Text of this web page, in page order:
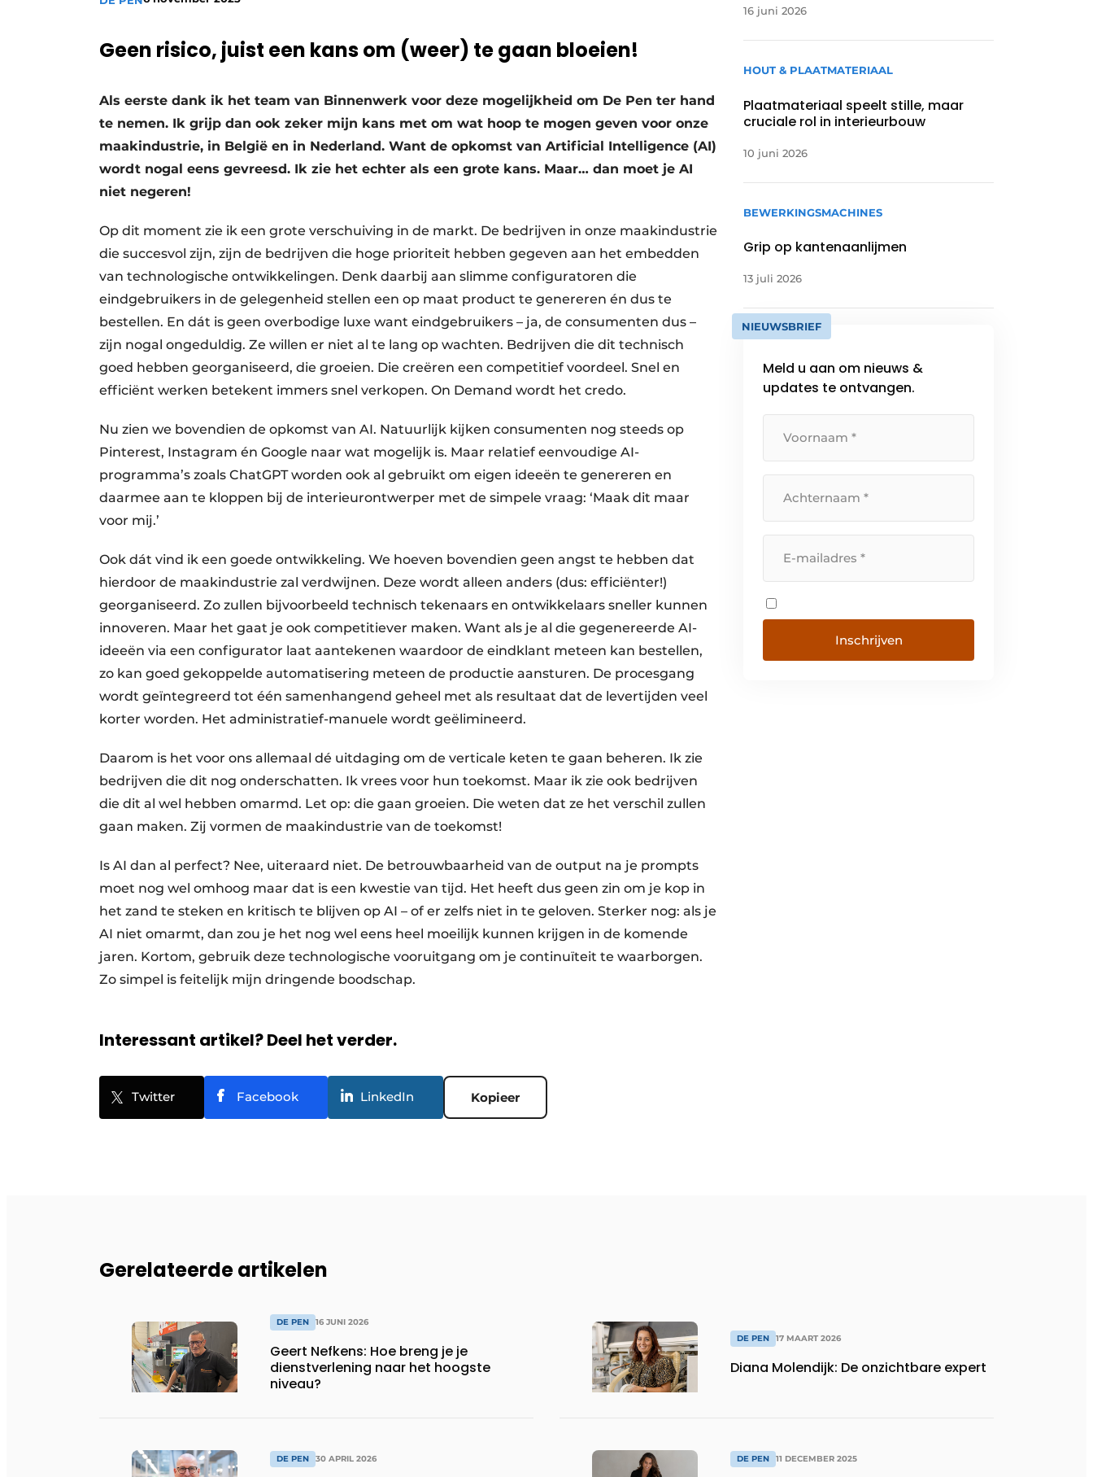
Video’s
Geen risico, juist een kans om (weer) te gaan bloeien!
Als eerste dank ik het team van Binnenwerk voor deze mogelijkheid om De Pen ter hand
te nemen. Ik grijp dan ook zeker mijn kans met om wat hoop te mogen geven voor onze
maakindustrie, in België en in Nederland. Want de opkomst van Artificial Intelligence (AI)
wordt nogal eens gevreesd. Ik zie het echter als een grote kans. Maar… dan moet je AI
niet negeren!
Op dit moment zie ik een grote verschuiving in de markt. De bedrijven in onze maakindustrie
die succesvol zijn, zijn de bedrijven die hoge prioriteit hebben gegeven aan het embedden
van technologische ontwikkelingen. Denk daarbij aan slimme configuratoren die
eindgebruikers in de gelegenheid stellen een op maat product te genereren én dus te
bestellen. En dát is geen overbodige luxe want eindgebruikers – ja, de consumenten dus –
zijn nogal ongeduldig. Ze willen er niet al te lang op wachten. Bedrijven die dit technisch
goed hebben georganiseerd, die groeien. Die creëren een competitief voordeel. Snel en
efficiënt werken betekent immers snel verkopen. On Demand wordt het credo.
Nu zien we bovendien de opkomst van AI. Natuurlijk kijken consumenten nog steeds op
Pinterest, Instagram én Google naar wat mogelijk is. Maar relatief eenvoudige AI-
programma’s zoals ChatGPT worden ook al gebruikt om eigen ideeën te genereren en
daarmee aan te kloppen bij de interieurontwerper met de simpele vraag: ‘Maak dit maar
voor mij.’
Ook dát vind ik een goede ontwikkeling. We hoeven bovendien geen angst te hebben dat
hierdoor de maakindustrie zal verdwijnen. Deze wordt alleen anders (dus: efficiënter!)
georganiseerd. Zo zullen bijvoorbeeld technisch tekenaars en ontwikkelaars sneller kunnen
innoveren. Maar het gaat je ook competitiever maken. Want als je al die gegenereerde AI-
ideeën via een configurator laat aantekenen waardoor de eindklant meteen kan bestellen,
zo kan goed gekoppelde automatisering meteen de productie aansturen. De procesgang
wordt geïntegreerd tot één samenhangend geheel met als resultaat dat de levertijden veel
korter worden. Het administratief-manuele wordt geëlimineerd.
Daarom is het voor ons allemaal dé uitdaging om de verticale keten te gaan beheren. Ik zie
bedrijven die dit nog onderschatten. Ik vrees voor hun toekomst. Maar ik zie ook bedrijven
die dit al wel hebben omarmd. Let op: die gaan groeien. Die weten dat ze het verschil zullen
gaan maken. Zij vormen de maakindustrie van de toekomst!
Is AI dan al perfect? Nee, uiteraard niet. De betrouwbaarheid van de output na je prompts
moet nog wel omhoog maar dat is een kwestie van tijd. Het heeft dus geen zin om je kop in
het zand te steken en kritisch te blijven op AI – of er zelfs niet in te geloven. Sterker nog: als je
AI niet omarmt, dan zou je het nog wel eens heel moeilijk kunnen krijgen in de komende
jaren. Kortom, gebruik deze technologische vooruitgang om je continuïteit te waarborgen.
Zo simpel is feitelijk mijn dringende boodschap.
Interessant artikel? Deel het verder.
Twitter Facebook LinkedIn Kopieer
16 juni 2026
HOUT & PLAATMATERIAAL
Plaatmateriaal speelt stille, maar
cruciale rol in interieurbouw
10 juni 2026
BEWERKINGSMACHINES
Grip op kantenaanlijmen
13 juli 2026
NIEUWSBRIEF
Meld u aan om nieuws &
updates te ontvangen.
Gerelateerde artikelen
DE PEN 16 JUNI 2026
Geert Nefkens: Hoe breng je je
dienstverlening naar het hoogste
niveau?
DE PEN 30 APRIL 2026
DE PEN 17 MAART 2026
Diana Molendijk: De onzichtbare expert
DE PEN 11 DECEMBER 2025